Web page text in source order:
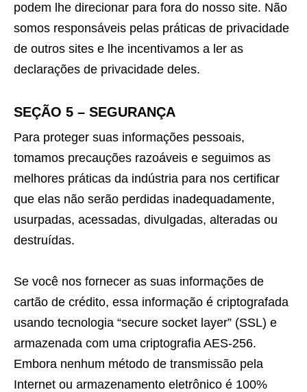
podem lhe direcionar para fora do nosso site. Não
somos responsáveis pelas práticas de privacidade
de outros sites e lhe incentivamos a ler as
declarações de privacidade deles.
SEÇÃO 5 – SEGURANÇA
Para proteger suas informações pessoais,
tomamos precauções razoáveis e seguimos as
melhores práticas da indústria para nos certificar
que elas não serão perdidas inadequadamente,
usurpadas, acessadas, divulgadas, alteradas ou
destruídas.
Se você nos fornecer as suas informações de
cartão de crédito, essa informação é criptografada
usando tecnologia “secure socket layer” (SSL) e
armazenada com uma criptografia AES-256.
Embora nenhum método de transmissão pela
Internet ou armazenamento eletrônico é 100%